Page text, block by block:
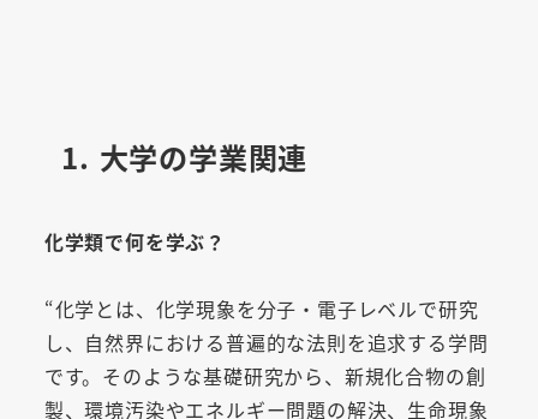
1. 大学の学業関連
化学類で何を学ぶ？
“化学とは、化学現象を分子・電子レベルで研究
し、自然界における普遍的な法則を追求する学問
です。そのような基礎研究から、新規化合物の創
製、環境汚染やエネルギー問題の解決、生命現象